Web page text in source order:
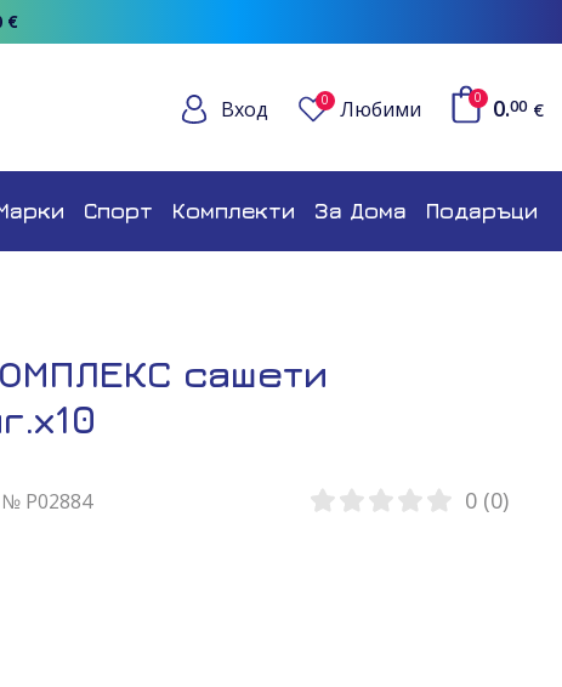
€
Вход 0 Любими 0 0.00 €
Спорт Комплекти За Дома Подаръци
сашети
P02884 0 (0)